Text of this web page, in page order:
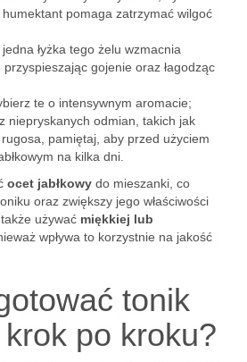
pomaga zatrzymać wilgoć
jedna łyżka tego żelu wzmacnia
przyspieszając gojenie oraz łagodząc
te o intensywnym aromacie;
niepryskanych odmian, takich jak
pamiętaj, aby przed użyciem
na kilka dni.
ocet jabłkowy do mieszanki, co
oraz zwiększy jego właściwości
używać miękkiej lub
wpływa to korzystnie na jakość
tonik
po kroku?